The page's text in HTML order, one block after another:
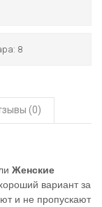
8
(0)
Женские
вариант за
и не пропускают